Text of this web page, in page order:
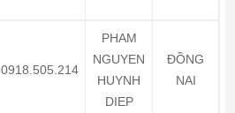
0918.505.214
PHAM
NGUYEN
HUYNH
DIEP
ĐỒNG
NAI